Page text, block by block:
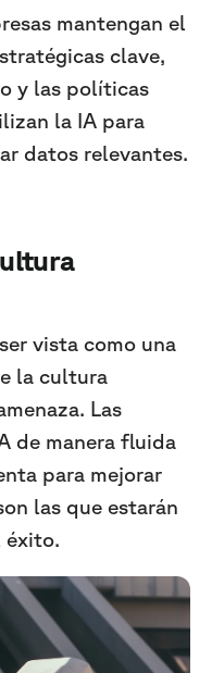
mantengan el
clave,
y las políticas
la IA para
datos relevantes.
vista como una
la cultura
Las
de manera fluida
para mejorar
las que estarán
éxito.